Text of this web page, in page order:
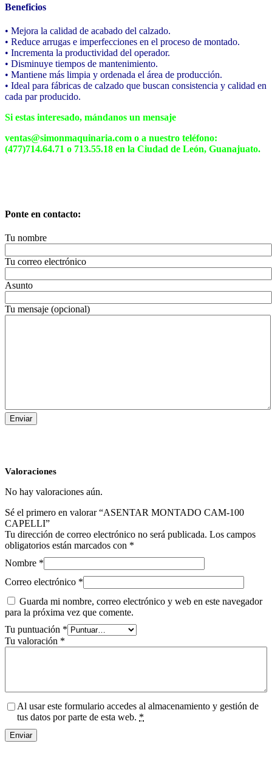
Beneficios
• Mejora la calidad de acabado del calzado.
• Reduce arrugas e imperfecciones en el proceso de montado.
• Incrementa la productividad del operador.
• Disminuye tiempos de mantenimiento.
• Mantiene más limpia y ordenada el área de producción.
• Ideal para fábricas de calzado que buscan consistencia y calidad en
cada par producido.
Si estas interesado, mándanos un mensaje
ventas@simonmaquinaria.com o a nuestro teléfono:
(477)714.64.71 o 713.55.18 en la Ciudad de León, Guanajuato.
Ponte en contacto:
Tu nombre
Tu correo electrónico
Asunto
Tu mensaje (opcional)
Valoraciones
No hay valoraciones aún.
Sé el primero en valorar “ASENTAR MONTADO CAM-100
CAPELLI”
Tu dirección de correo electrónico no será publicada. Los campos
obligatorios están marcados con *
Nombre *
Correo electrónico *
Guarda mi nombre, correo electrónico y web en este navegador
para la próxima vez que comente.
Tu puntuación *
Tu valoración *
Al usar este formulario accedes al almacenamiento y gestión de
tus datos por parte de esta web. *